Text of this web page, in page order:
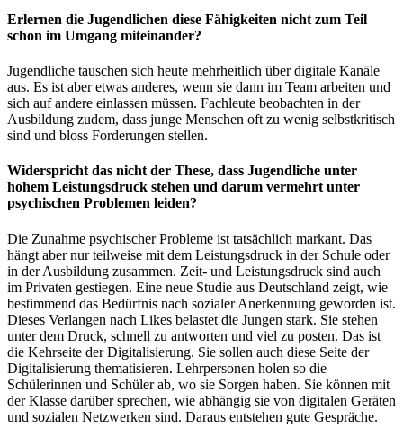
Erlernen die Jugendlichen diese Fähigkeiten nicht zum Teil
schon im Umgang miteinander?
Jugendliche tauschen sich heute mehrheitlich über digitale Kanäle
aus. Es ist aber etwas anderes, wenn sie dann im Team arbeiten und
sich auf andere einlassen müssen. Fachleute beobachten in der
Ausbildung zudem, dass junge Menschen oft zu wenig selbstkritisch
sind und bloss Forderungen stellen.
Widerspricht das nicht der These, dass Jugendliche unter
hohem Leistungsdruck stehen und darum vermehrt unter
psychischen Problemen leiden?
Die Zunahme psychischer Probleme ist tatsächlich markant. Das
hängt aber nur teilweise mit dem Leistungsdruck in der Schule oder
in der Ausbildung zusammen. Zeit- und Leistungsdruck sind auch
im Privaten gestiegen. Eine neue Studie aus Deutschland zeigt, wie
bestimmend das Bedürfnis nach sozialer Anerkennung geworden ist.
Dieses Verlangen nach Likes belastet die Jungen stark. Sie stehen
unter dem Druck, schnell zu antworten und viel zu posten. Das ist
die Kehrseite der Digitalisierung. Sie sollen auch diese Seite der
Digitalisierung thematisieren. Lehrpersonen holen so die
Schülerinnen und Schüler ab, wo sie Sorgen haben. Sie können mit
der Klasse darüber sprechen, wie abhängig sie von digitalen Geräten
und sozialen Netzwerken sind. Daraus entstehen gute Gespräche.